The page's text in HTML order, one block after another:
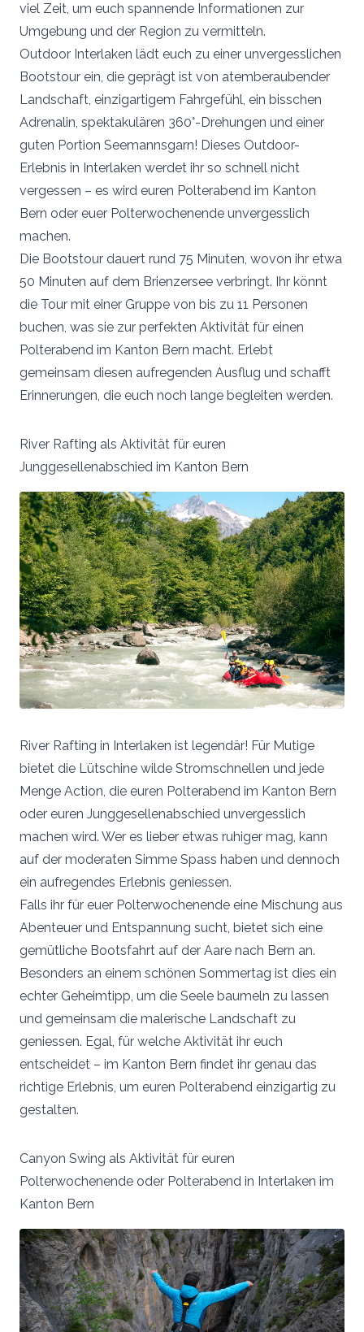
viel Zeit, um euch spannende Informationen zur
Umgebung und der Region zu vermitteln.
Outdoor Interlaken lädt euch zu einer unvergesslichen
Bootstour ein, die geprägt ist von atemberaubender
Landschaft, einzigartigem Fahrgefühl, ein bisschen
Adrenalin, spektakulären 360°-Drehungen und einer
guten Portion Seemannsgarn! Dieses Outdoor-
Erlebnis in Interlaken werdet ihr so schnell nicht
vergessen – es wird euren Polterabend im Kanton
Bern oder euer Polterwochenende unvergesslich
machen.
Die Bootstour dauert rund 75 Minuten, wovon ihr etwa
50 Minuten auf dem Brienzersee verbringt. Ihr könnt
die Tour mit einer Gruppe von bis zu 11 Personen
buchen, was sie zur perfekten Aktivität für einen
Polterabend im Kanton Bern macht. Erlebt
gemeinsam diesen aufregenden Ausflug und schafft
Erinnerungen, die euch noch lange begleiten werden.
River Rafting als Aktivität für euren
Junggesellenabschied im Kanton Bern
River Rafting in Interlaken ist legendär! Für Mutige
bietet die Lütschine wilde Stromschnellen und jede
Menge Action, die euren Polterabend im Kanton Bern
oder euren Junggesellenabschied unvergesslich
machen wird. Wer es lieber etwas ruhiger mag, kann
auf der moderaten Simme Spass haben und dennoch
ein aufregendes Erlebnis geniessen.
Falls ihr für euer Polterwochenende eine Mischung aus
Abenteuer und Entspannung sucht, bietet sich eine
gemütliche Bootsfahrt auf der Aare nach Bern an.
Besonders an einem schönen Sommertag ist dies ein
echter Geheimtipp, um die Seele baumeln zu lassen
und gemeinsam die malerische Landschaft zu
geniessen. Egal, für welche Aktivität ihr euch
entscheidet – im Kanton Bern findet ihr genau das
richtige Erlebnis, um euren Polterabend einzigartig zu
gestalten.
Canyon Swing als Aktivität für euren
Polterwochenende oder Polterabend in Interlaken im
Kanton Bern